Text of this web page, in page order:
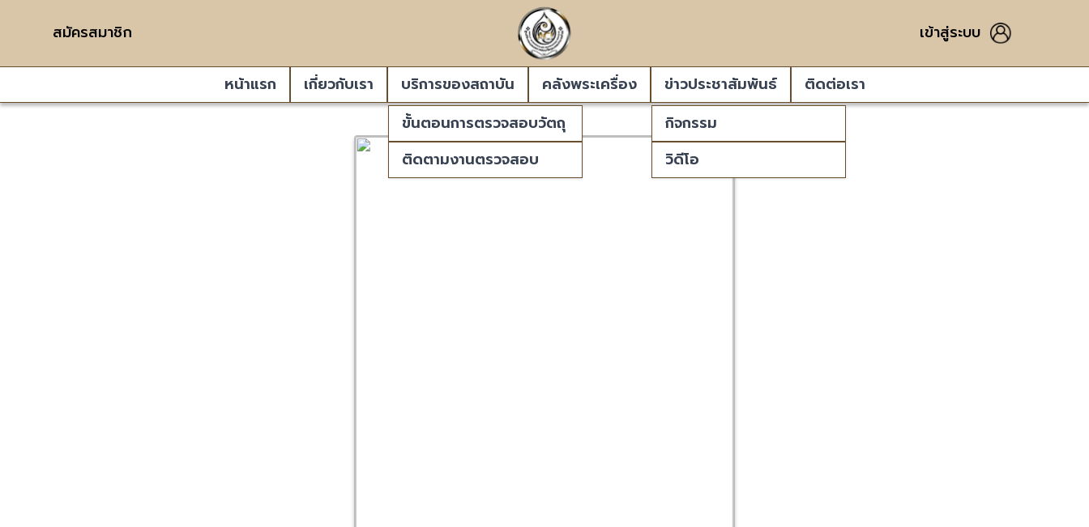
สมัครสมาชิก เข้าสู่ระบบ
หน้าแรก เกี่ยวกับเรา
บริการของสถาบัน
ขั้นตอนการตรวจสอบวัตถุ
ติดตามงานตรวจสอบ
คลังพระเครื่อง
ข่าวประชาสัมพันธ์
กิจกรรม
วิดีโอ
ติดต่อเรา